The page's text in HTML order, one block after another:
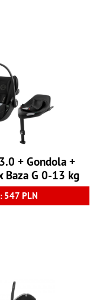
+ Gondola +
Baza G 0-13 kg
547 PLN